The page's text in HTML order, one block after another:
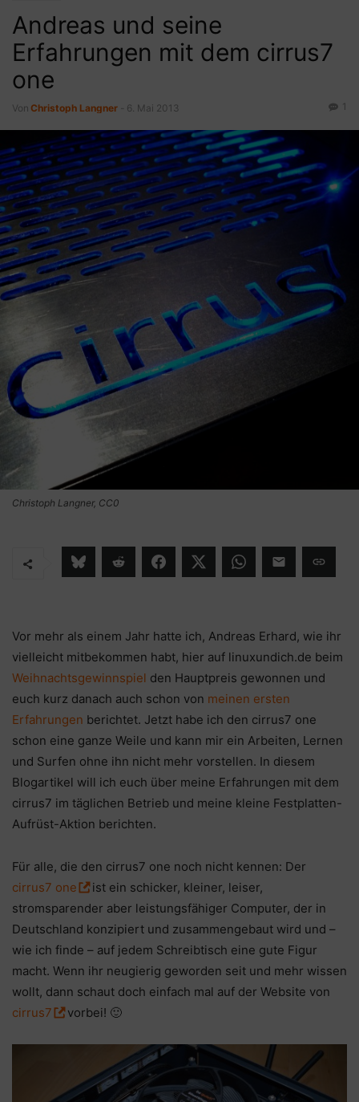
Andreas und seine
Erfahrungen mit dem cirrus7
one
Von Christoph Langner 6. Mai 2013 1
Christoph Langner, CC0
Vor mehr als einem Jahr hatte ich, Andreas Erhard, wie ihr
vielleicht mitbekommen habt, hier auf linuxundich.de beim
Weihnachtsgewinnspiel den Hauptpreis gewonnen und
euch kurz danach auch schon von meinen ersten
Erfahrungen berichtet. Jetzt habe ich den cirrus7 one
schon eine ganze Weile und kann mir ein Arbeiten, Lernen
und Surfen ohne ihn nicht mehr vorstellen. In diesem
Blogartikel will ich euch über meine Erfahrungen mit dem
cirrus7 im täglichen Betrieb und meine kleine Festplatten-
Aufrüst-Aktion berichten.
Für alle, die den cirrus7 one noch nicht kennen: Der
cirrus7 one
ist ein schicker, kleiner, leiser,
stromsparender aber leistungsfähiger Computer, der in
Deutschland konzipiert und zusammengebaut wird und –
wie ich finde – auf jedem Schreibtisch eine gute Figur
macht. Wenn ihr neugierig geworden seit und mehr wissen
wollt, dann schaut doch einfach mal auf der Website von
cirrus7
vorbei! 🙂